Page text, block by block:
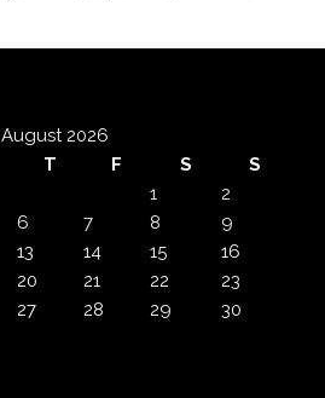
August 2026
T F S
S
1
2
6 7 8
9
13 14 15
16
20 21 22
23
27 28 29
30